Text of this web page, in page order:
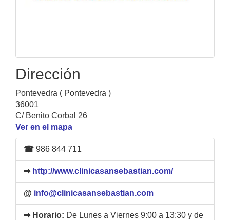
Dirección
Pontevedra ( Pontevedra )
36001
C/ Benito Corbal 26
Ver en el mapa
☎ 986 844 711
➡ http://www.clinicasansebastian.com/
@ info@clinicasansebastian.com
➡ Horario: De Lunes a Viernes 9:00 a 13:30 y de